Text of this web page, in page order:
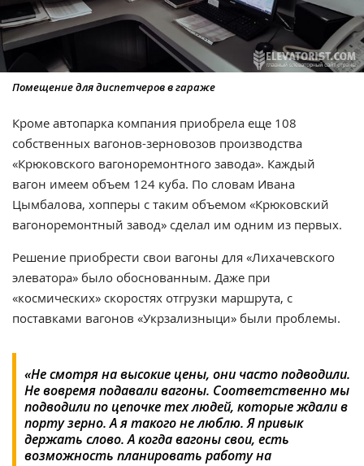
Помещение для диспетчеров в гараже
Кроме автопарка компания приобрела еще 108
собственных вагонов-зерновозов производства
«Крюковского вагоноремонтного завода». Каждый
вагон имеем объем 124 куба. По словам Ивана
Цымбалова, хопперы с таким объемом «Крюковский
вагоноремонтный завод» сделал им одним из первых.
Решение приобрести свои вагоны для «Лихачевского
элеватора» было обоснованным. Даже при
«космических» скоростях отгрузки маршрута, с
поставками вагонов «Укрзализныци» были проблемы.
«Не смотря на высокие цены, они часто подводили.
Не вовремя подавали вагоны. Соответственно мы
подводили по цепочке тех людей, которые ждали в
порту зерно. А я такого не люблю. Я привык
держать слово. А когда вагоны свои, есть
возможность планировать работу на